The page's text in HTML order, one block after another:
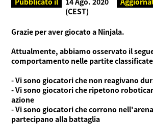
Cos'è Ninjala?
Modalità di gioco
Gomma Ninja
Arene
Stagione
Video
Guida online
(CEST)
Grazie per aver giocato a Ninjala.
Attualmente, abbiamo osservato il
comportamento nelle partite
- Vi sono giocatori che non reagivano
- Vi sono giocatori che ripetono
azione
- Vi sono giocatori che corrono
partecipano alla battaglia